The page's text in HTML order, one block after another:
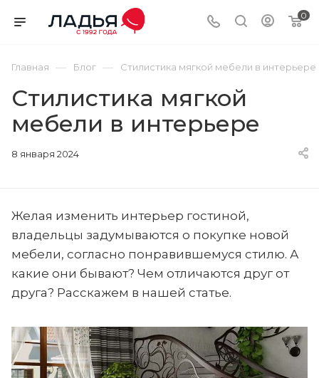
0
Главная — Блог — Стилистика мягкой мебели в интерьере
Стилистика мягкой
мебели в интерьере
8 января 2024
Желая изменить интерьер гостиной,
владельцы задумываются о покупке новой
мебели, согласно понравившемуся стилю. А
какие они бывают? Чем отличаются друг от
друга? Расскажем в нашей статье.